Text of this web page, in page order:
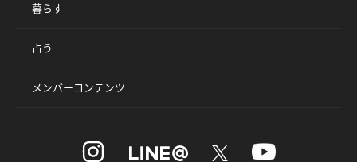
暮らす
占う
メンバーコンテンツ